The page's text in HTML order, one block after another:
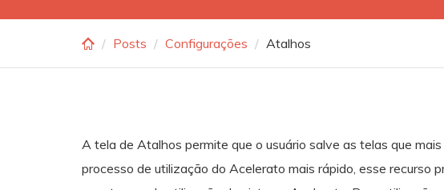
Posts Configurações Atalhos
A tela de Atalhos permite que o usuário salve as telas que
processo de utilização do Acelerato mais rápido, esse recurso